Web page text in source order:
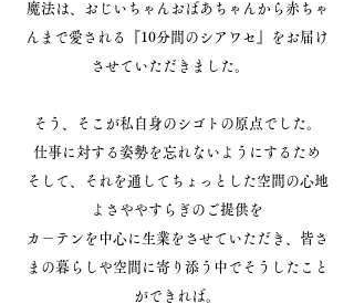
魔法は、おじいちゃんおばあちゃんから赤ちゃ
んまで愛される『10分間のシアワセ』をお届け
させていただきました。
そう、そこが私自身のシゴトの原点でした。
仕事に対する姿勢を忘れないようにするため
そして、それを通してちょっとした空間の心地
よさややすらぎのご提供を
カ－テンを中心に生業をさせていただき、皆さ
まの暮らしや空間に寄り添う中でそうしたこと
ができれば。